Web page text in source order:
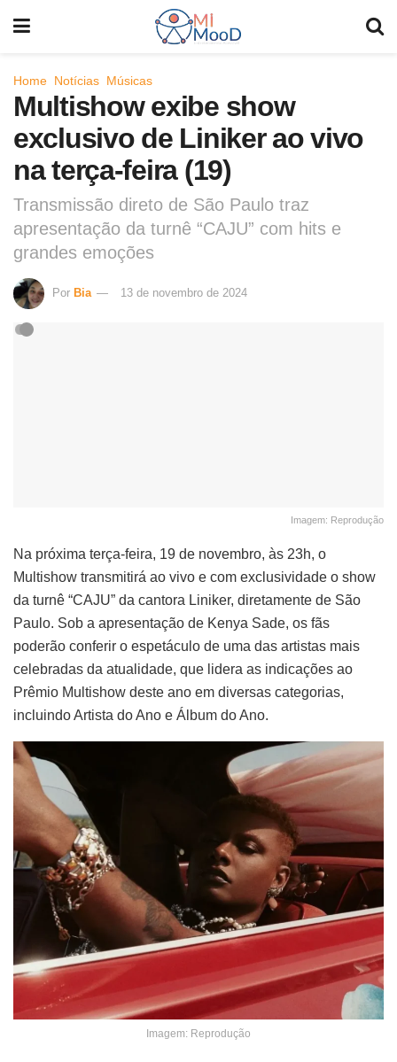
Home Notícias Músicas
Multishow exibe show
exclusivo de Liniker ao vivo
na terça-feira (19)
Transmissão direto de São Paulo traz
apresentação da turnê “CAJU” com hits e
grandes emoções
Por Bia 13 de novembro de 2024
Imagem: Reprodução
Na próxima terça-feira, 19 de novembro, às 23h, o
Multishow transmitirá ao vivo e com exclusividade o show
da turnê “CAJU” da cantora Liniker, diretamente de São
Paulo. Sob a apresentação de Kenya Sade, os fãs
poderão conferir o espetáculo de uma das artistas mais
celebradas da atualidade, que lidera as indicações ao
Prêmio Multishow deste ano em diversas categorias,
incluindo Artista do Ano e Álbum do Ano.
Imagem: Reprodução